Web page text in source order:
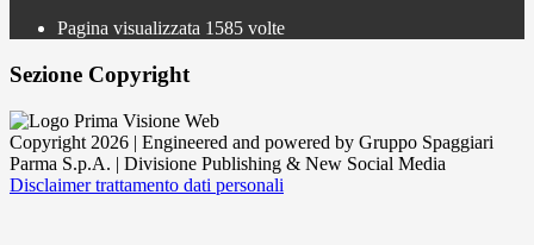
Pagina visualizzata 1585 volte
Sezione Copyright
Copyright 2026 | Engineered and powered by Gruppo Spaggiari
Parma S.p.A. | Divisione Publishing & New Social Media
Disclaimer trattamento dati personali